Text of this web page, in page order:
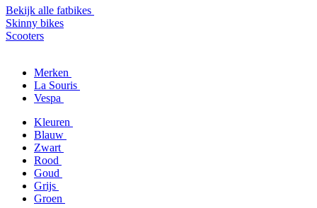
Bekijk alle fatbikes
Skinny bikes
Scooters
Merken
La Souris
Vespa
Kleuren
Blauw
Zwart
Rood
Goud
Grijs
Groen